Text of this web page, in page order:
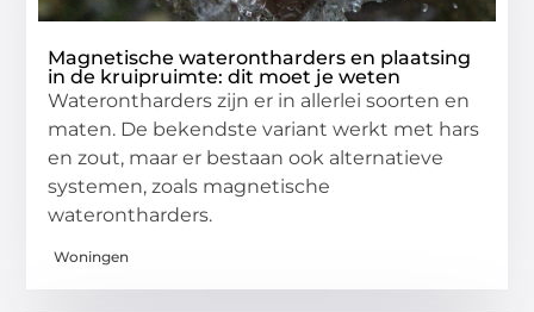
Magnetische waterontharders en plaatsing
in de kruipruimte: dit moet je weten
Waterontharders zijn er in allerlei soorten en
maten. De bekendste variant werkt met hars
en zout, maar er bestaan ook alternatieve
systemen, zoals magnetische
waterontharders.
Woningen